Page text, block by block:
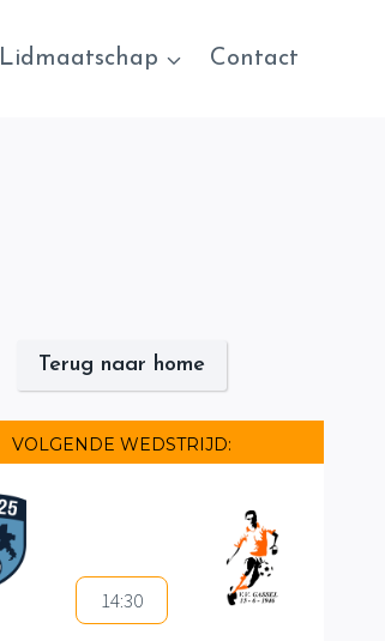
Lidmaatschap Contact
Terug naar home
VOLGENDE WEDSTRIJD:
14:30